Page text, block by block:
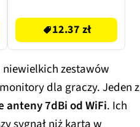
12.37 zł
niewielkich zestawów
dla graczy. Jeden z
anteny 7dBi od WiFi. Ich